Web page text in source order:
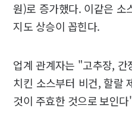
원)로 증가했다. 이같은 소
지도 상승이 꼽힌다.
업계 관계자는 "고추장,
치킨 소스부터 비건, 할랄
것이 주효한 것으로 보인